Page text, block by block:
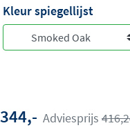
Kleur spiegellijst
344,- Adviesprijs